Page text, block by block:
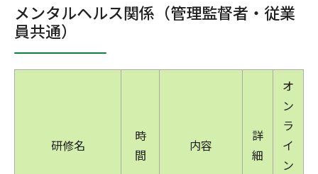
メンタルヘルス関係（管理監督者・従業
員共通）
研修名
時
間
内容
詳
細
オ
ン
ラ
イ
ン